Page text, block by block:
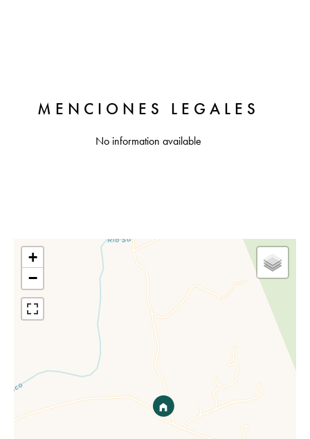
MENCIONES LEGALES
No information available
+
−